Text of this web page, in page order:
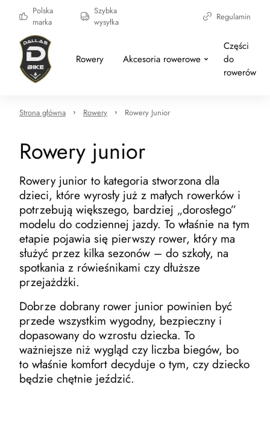
Polska
marka
Szybka
wysyłka
Regulamin
Rowery Akcesoria rowerowe
Części
do
rowerów
Strona główna Rowery Rowery Junior
Rowery junior
Rowery junior to kategoria stworzona dla
dzieci, które wyrosły już z małych rowerków i
potrzebują większego, bardziej „dorosłego”
modelu do codziennej jazdy. To właśnie na tym
etapie pojawia się pierwszy rower, który ma
służyć przez kilka sezonów – do szkoły, na
spotkania z rówieśnikami czy dłuższe
przejażdżki.
Dobrze dobrany rower junior powinien być
przede wszystkim wygodny, bezpieczny i
dopasowany do wzrostu dziecka. To
ważniejsze niż wygląd czy liczba biegów, bo
to właśnie komfort decyduje o tym, czy dziecko
będzie chętnie jeździć.